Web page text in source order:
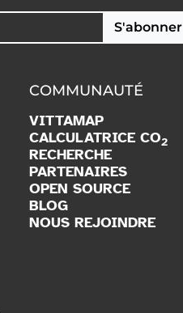
S'abonner
COMMUNAUTÉ
VITTAMAP
CALCULATRICE CO2
RECHERCHE
PARTENAIRES
OPEN SOURCE
BLOG
NOUS REJOINDRE